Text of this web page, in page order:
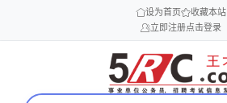
设为首页
收藏本站
立即注册点击登录